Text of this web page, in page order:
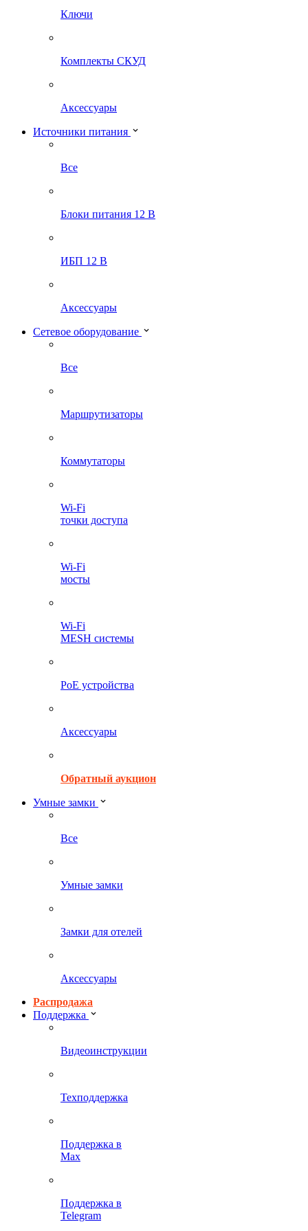
Ключи
Комплекты СКУД
Аксессуары
Источники питания
Все
Блоки питания 12 В
ИБП 12 В
Аксессуары
Сетевое оборудование
Все
Маршрутизаторы
Коммутаторы
Wi-Fi
точки доступа
Wi-Fi
мосты
Wi-Fi
MESH системы
PoE устройства
Аксессуары
Обратный аукцион
Умные замки
Все
Умные замки
Замки для отелей
Аксессуары
Распродажа
Поддержка
Видеоинструкции
Техподдержка
Поддержка в
Max
Поддержка в
Telegram